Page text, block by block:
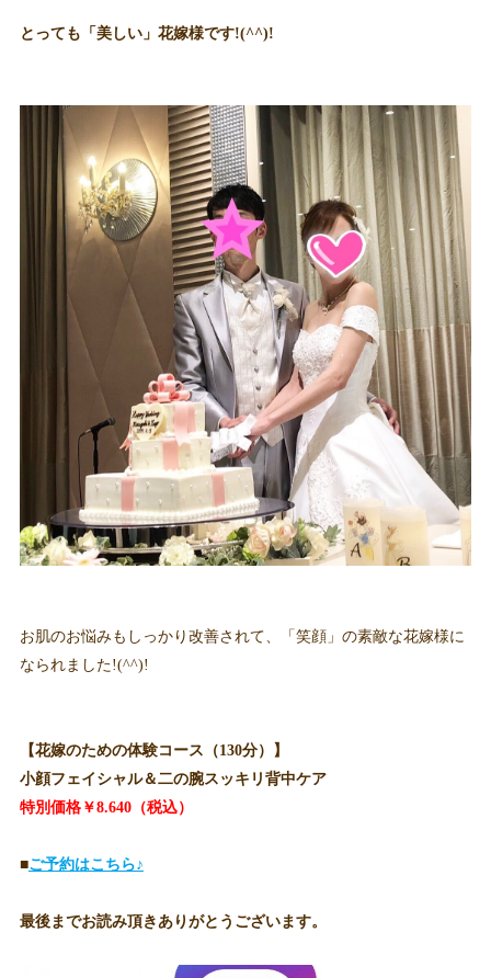
とっても「美しい」花嫁様です!(^^)!
お肌のお悩みもしっかり改善されて、「笑顔」の素敵な花嫁様に
なられました!(^^)!
【花嫁のための体験コース（130分）】
小顔フェイシャル＆二の腕スッキリ背中ケア
特別価格￥8.640（税込）
■ご予約はこちら♪
最後までお読み頂きありがとうございます。